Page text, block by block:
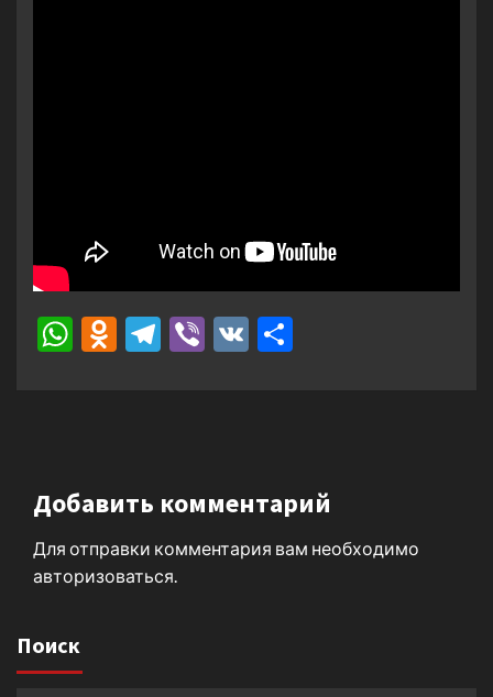
WhatsApp
Odnoklassniki
Telegram
Viber
VK
Добавить комментарий
Для отправки комментария вам необходимо
авторизоваться
Поиск